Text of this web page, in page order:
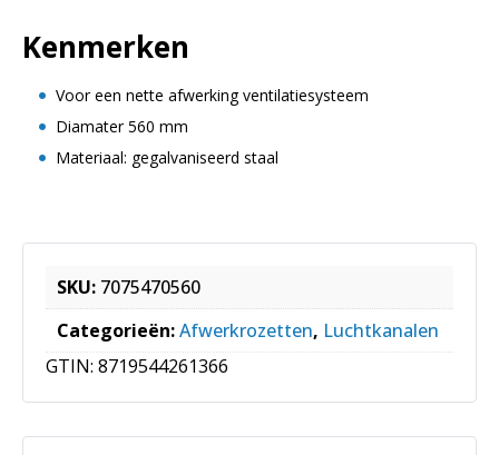
Kenmerken
Voor een nette afwerking ventilatiesysteem
Diamater 560 mm
Materiaal: gegalvaniseerd staal
SKU: 7075470560
Categorieën:Afwerkrozetten, Luchtkanalen
GTIN: 8719544261366